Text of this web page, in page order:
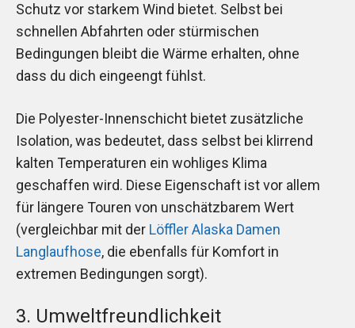
Schutz vor starkem Wind bietet. Selbst bei
schnellen Abfahrten oder stürmischen
Bedingungen bleibt die Wärme erhalten, ohne
dass du dich eingeengt fühlst.
Die Polyester-Innenschicht bietet zusätzliche
Isolation, was bedeutet, dass selbst bei klirrend
kalten Temperaturen ein wohliges Klima
geschaffen wird. Diese Eigenschaft ist vor allem
für längere Touren von unschätzbarem Wert
(vergleichbar mit der Löffler Alaska Damen
Langlaufhose, die ebenfalls für Komfort in
extremen Bedingungen sorgt).
3. Umweltfreundlichkeit